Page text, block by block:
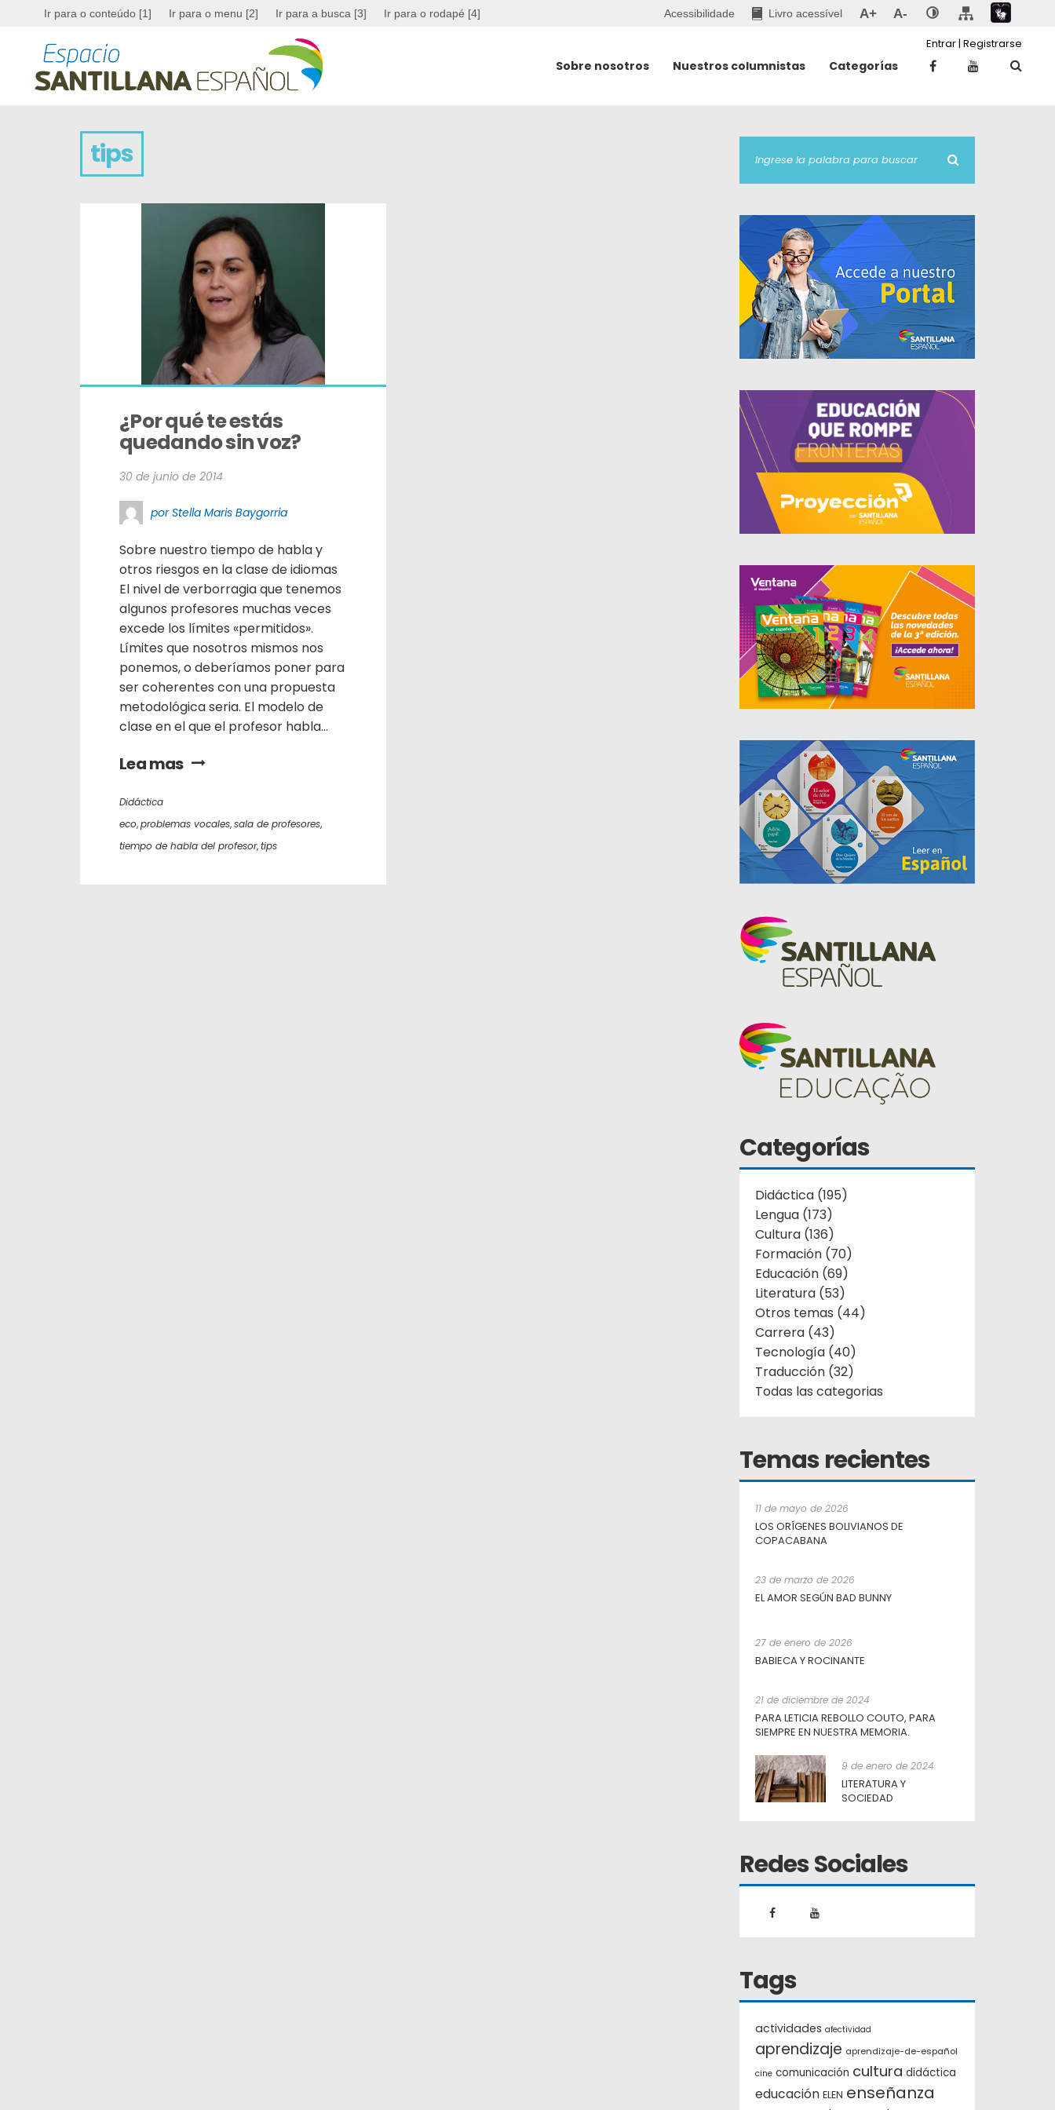
Ir para o conteúdo [1] Ir para o menu [2] Ir para a busca [3] Ir para o rodapé [4] Acessibilidade Livro acessível A+ A-
Sobre nosotros Nuestros columnistas Categorías
Entrar| Registrarse
tips
¿Por qué te estás
quedando sin voz?
30 de junio de 2014
por Stella Maris Baygorria
Sobre nuestro tiempo de habla y
otros riesgos en la clase de idiomas
El nivel de verborragia que tenemos
algunos profesores muchas veces
excede los límites «permitidos».
Límites que nosotros mismos nos
ponemos, o deberíamos poner para
ser coherentes con una propuesta
metodológica seria. El modelo de
clase en el que el profesor habla...
Lea mas
Didáctica
eco,problemas vocales,sala de profesores,
tiempo de habla del profesor,tips
Categorías
Didáctica (195)
Lengua (173)
Cultura (136)
Formación (70)
Educación (69)
Literatura (53)
Otros temas (44)
Carrera (43)
Tecnología (40)
Traducción (32)
Todas las categorias
Temas recientes
11 de mayo de 2026
LOS ORÍGENES BOLIVIANOS DE
COPACABANA
23 de marzo de 2026
EL AMOR SEGÚN BAD BUNNY
27 de enero de 2026
BABIECA Y ROCINANTE
21 de diciembre de 2024
PARA LETICIA REBOLLO COUTO, PARA
SIEMPRE EN NUESTRA MEMORIA.
9 de enero de 2024
LITERATURA Y
SOCIEDAD
Redes Sociales
Tags
actividades afectividad
aprendizaje aprendizaje-de-español
cine comunicación cultura didáctica
educación ELEN enseñanza